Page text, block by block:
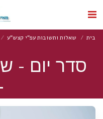
בית שאלות ותשובות עפ"י קצש"ע
סדר יום -